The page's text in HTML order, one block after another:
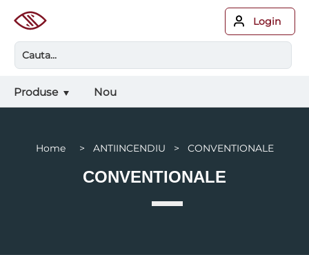
Login
Produse Nou
Home > ANTIINCENDIU > CONVENTIONALE
CONVENTIONALE